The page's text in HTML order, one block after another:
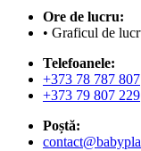
Ore de lucru:
• Graficul de
Telefoanele:
+373 78 787 807
+373 79 807 229
Poștă: